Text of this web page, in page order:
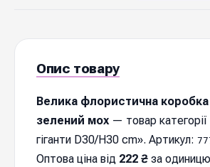
Опис товару
Велика флористична
зелений мох— товар
гіганти D30/H30 cm». Артикул:
Оптова ціна від 222 ₴ за